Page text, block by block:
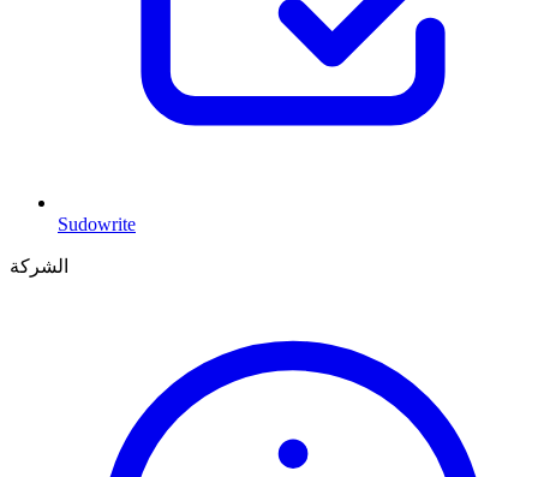
Sudowrite
الشركة